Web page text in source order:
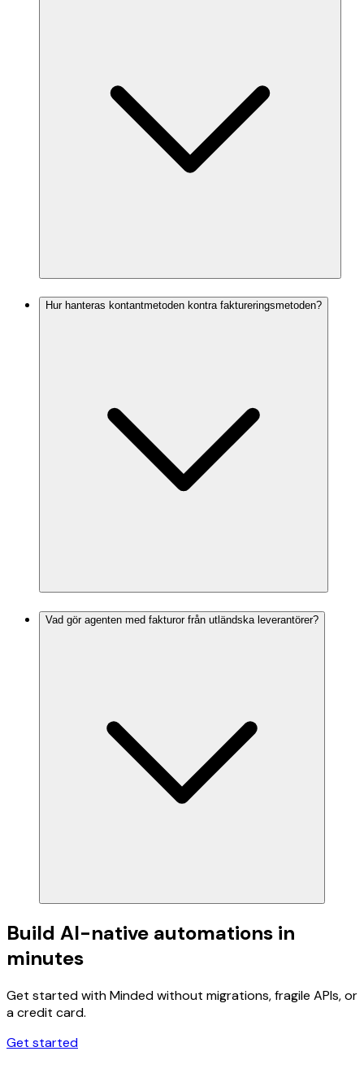
Hur hanteras kontantmetoden kontra faktureringsmetoden?
Vad gör agenten med fakturor från utländska leverantörer?
Build AI-native automations in
minutes
Get started with Minded without migrations, fragile APIs, or
a credit card.
Get started